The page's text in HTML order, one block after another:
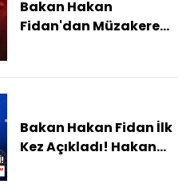
Bakan Hakan
Fidan'dan Müzakere
Yapacak"
Bakan Hakan Fidan İlk
Kez Açıkladı! Hakan